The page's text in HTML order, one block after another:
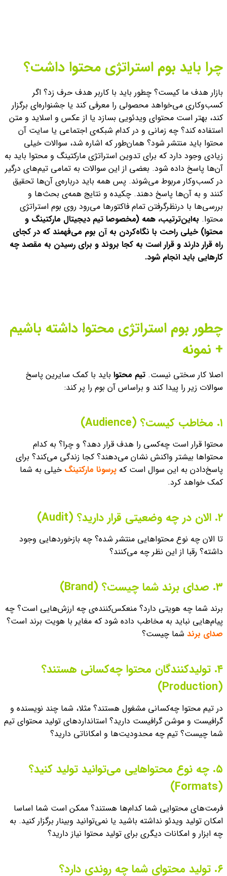
چرا باید بوم استراتژی محتوا داشت؟
بازار هدف ما کیست؟ چطور باید با کاربر هدف حرف زد؟ اگر
کسب‌وکاری می‌خواهد محصولی را معرفی کند یا جشنواره‌ای برگزار
کند، بهتر است محتوای ویدئویی بسازد یا از عکس و اسلاید و متن
استفاده کند؟ چه زمانی و در کدام شبکه‌ی اجتماعی یا سایت آن
محتوا باید منتشر شود؟ همان‌طور که اشاره شد، سوالات خیلی
زیادی وجود دارد که برای تدوین استراتژی مارکتینگ و محتوا باید به
آن‌ها پاسخ داده شود. بعضی از این سوالات به تمامی تیم‌های درگیر
در کسب‌وکار مربوط می‌شوند. پس همه باید درباره‌ی آن‌ها تحقیق
کنند و به آن‌ها پاسخ دهند. چکیده‌ و نتایج همه‌ی بحث‌ها و
بررسی‌ها با درنظرگرفتن تمام فاکتورها می‌رود روی بوم استراتژی
محتوا. به‌این‌‌ترتیب، همه (مخصوصا تیم دیجیتال مارکتینگ و
محتوا) خیلی راحت با نگاه‌کردن به آن بوم می‌فهمند که در کجای
راه قرار دارند و قرار است به کجا بروند و برای رسیدن به مقصد چه
کارهایی باید انجام شود.
چطور بوم استراتژی محتوا داشته باشیم
+ نمونه
اصلا کار سختی نیست. تیم محتوا باید با کمک سایرین پاسخ
سوالات زیر را پیدا کند و براساس آن بوم را پر کند:
۱. مخاطب کیست؟ (Audience)
محتوا قرار است چه‌کسی را هدف قرار دهد؟ و چرا؟ به کدام
محتواها بیشتر واکنش نشان می‌دهند؟ کجا زندگی می‌کند؟ برای
پاسخ‌دادن به این سوال است که پرسونا مارکتینگ خیلی به شما
کمک خواهد کرد.
۲. الان در چه وضعیتی قرار دارید؟ (Audit)
تا الان چه نوع محتواهایی منتشر شده؟ چه بازخوردهایی وجود
داشته؟ رقبا از این نظر چه می‌کنند؟
۳. صدای برند شما چیست؟ (Brand)
برند شما چه هویتی دارد؟ منعکس‌کننده‌ی چه ارزش‌هایی است؟ چه
پیام‌هایی نباید به مخاطب داده شود که مغایر با هویت برند است؟
صدای برند شما چیست؟
۴. تولید‌کنندگان محتوا چه‌کسانی هستند؟
(Production)
در تیم محتوا چه‌کسانی مشغول هستند؟ مثلا، شما چند نویسنده و
گرافیست و موشن گرافیست دارید؟ استانداردهای تولید محتوای تیم
شما چیست؟ تیم چه محدودیت‌ها و امکاناتی دارید؟
۵. چه نوع محتواهایی می‌توانید تولید کنید؟
(Formats)
فرمت‌های محتوایی شما کدام‌ها هستند؟ ممکن است شما اساسا
امکان تولید ویدئو نداشته باشید یا نمی‌توانید وبینار برگزار کنید. به
چه ابزار و امکانات دیگری برای تولید محتوا نیاز دارید؟
۶. تولید محتوای شما چه روندی دارد؟